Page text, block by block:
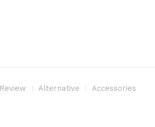
Review Alternative Accessories